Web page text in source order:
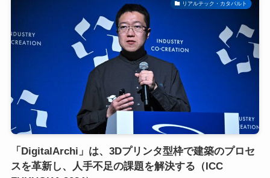
リアルテック・カタパルト
「DigitalArchi」は、3Dプリンタ型枠で建築のプロセ
スを革新し、人手不足の課題を解決する（ICC